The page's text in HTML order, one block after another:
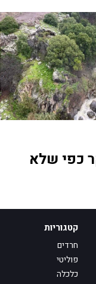
כפי שלא
קטגוריות
חרדים
פוליטי
כלכלה